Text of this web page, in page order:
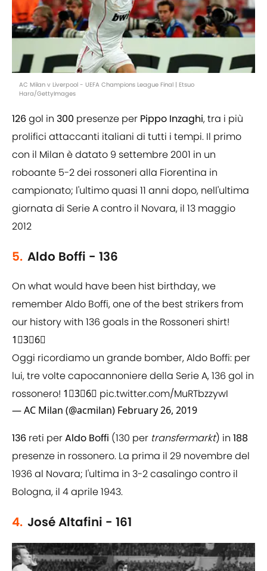
AC Milan v Liverpool - UEFA Champions League Final | Etsuo
Hara/GettyImages
126gol in 300 presenze per Pippo Inzaghi, tra i più
prolifici attaccanti italiani di tutti i tempi. Il primo
con il Milan è datato 9 settembre 2001 in un
roboante 5-2 dei rossoneri alla Fiorentina in
campionato; l'ultimo quasi 11 anni dopo, nell'ultima
giornata di Serie A contro il Novara, il 13 maggio
2012
5. Aldo Boffi - 136
On what would have been hist birthday, we
remember Aldo Boffi, one of the best strikers from
our history with 136 goals in the Rossoneri shirt!
1⃣3⃣6⃣
Oggi ricordiamo un grande bomber, Aldo Boffi: per
lui, tre volte capocannoniere della Serie A, 136 gol in
rossonero! 1⃣3⃣6⃣ pic.twitter.com/MuRTbzzywI
— AC Milan (@acmilan) February 26, 2019
136 reti perAldo Boffi (130 per transfermarkt) in 188
presenze in rossonero. La prima il 29 novembre del
1936 al Novara; l'ultima in 3-2 casalingo contro il
Bologna, il 4 aprile 1943.
4. José Altafini - 161